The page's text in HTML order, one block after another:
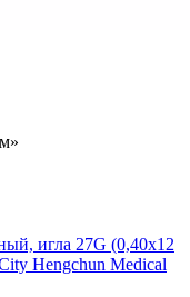
игла 27G (0,40х12
Hengchun Medical